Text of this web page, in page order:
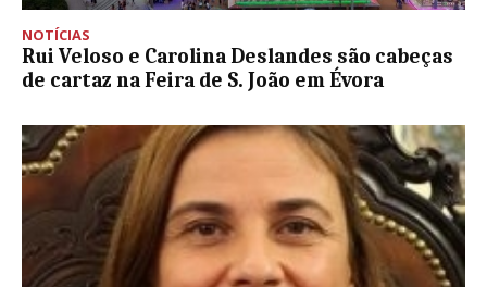
NOTÍCIAS
Rui Veloso e Carolina Deslandes são cabeças
de cartaz na Feira de S. João em Évora